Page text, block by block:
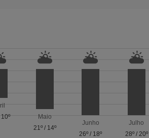
10º
Maio
21º/ 14º
Junho
26º / 18º
Julho
28º/ 20º